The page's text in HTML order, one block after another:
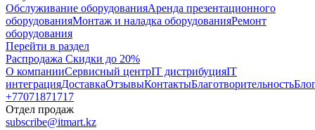
Oбслуживание оборудованияАренда презентационного
оборудованияМонтаж и наладка оборудованияРемонт
оборудования
Перейти в раздел
Распродажа Скидки до 20%
О компанииСервисный центрIT дистрибуцияIT
интеграцияДоставкаОтзывыКонтактыБлаготворительность
+77071871717
Отдел продаж
subscribe@itmart.kz